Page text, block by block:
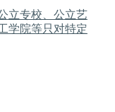
立专校、公立艺
学院等只对特定